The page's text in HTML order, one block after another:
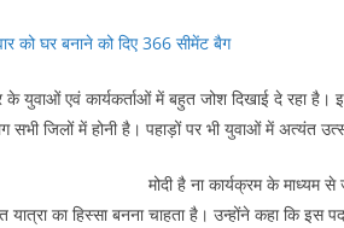
को घर बनाने को दिए 366 सीमेंट बैग
के युवाओं एवं कार्यकर्ताओं में बहुत जोश दिखाई दे रहा
जिलों में होनी है। पहाड़ों पर भी युवाओं में अत्यंत
मोदी है ना कार्यक्रम के माध्यम
यात्रा का हिस्सा बनना चाहता है। उन्होंने कहा कि इस